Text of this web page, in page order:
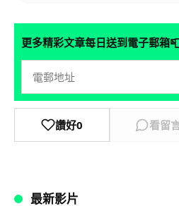
更多精彩文章每日送到電子郵箱
讚好0 看留
最新影片